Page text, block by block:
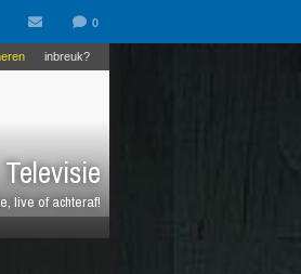
Televisie
live of achteraf!
inbreuk?